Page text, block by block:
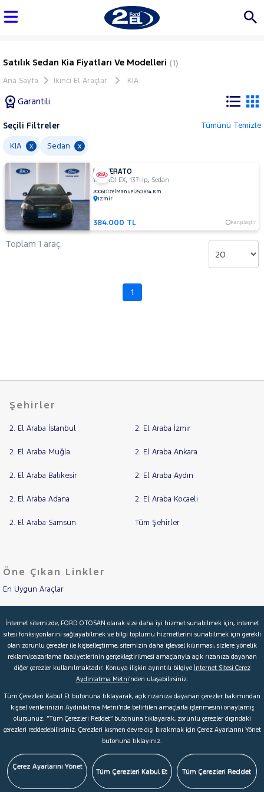
Satılık Sedan Kia Fiyatları Ve Modelleri (1)
Ana Sayfa İkinci El Araçlar KIA
Garantili
Tüm
Araçlar
AUDI
BMC
BMW
HONDA
HYUNDAI
ISUZU
JEEP
KIA
K2500
SPORTAGE
STONIC
LANCIA
MAN
MERCEDES-
BENZ
MITSUBISHI
MOTORSIKLET
NISSAN
PEUGEOT
RENAULT
Şehir
Yakıt
Türü
Tipi
Aktarma
Garanti
Kampanya
ve
Boya
Parça
İlan
Seçili Filtreler Tümünü Temizle
KIA x Sedan x
KIA CERATO
1.5 CRDI EX,137Hp, Sedan
2006DizelManuel250.834 Km
İzmir
384.000 TL Karşılaştır
Toplam 1 araç.
1
Şehirler
2. El Araba İstanbul 2. El Araba İzmir
2. El Araba Muğla 2. El Araba Ankara
2. El Araba Balıkesir 2. El Araba Aydın
2. El Araba Adana 2. El Araba Kocaeli
2. El Araba Samsun Tüm Şehirler
Öne Çıkan Linkler
En Uygun Araçlar
İkinci El Garanti
Kampanyalar
Kredi Hesaplama & Başvuru
© 2026 Ford Türkiye Ford Kurumsal Hakkımızda
Şartlar & Kişisel Verilerin Korunması S.S.S.
Çerez Tercihleri
İnternet sitemizde, FORD OTOSAN olarak size daha iyi hizmet sunabilmek için, internet
sitesi fonksiyonlarını sağlayabilmek ve bilgi toplumu hizmetlerini sunabilmek için gerekli
olan zorunlu çerezler ile kişiselleştirme, sitemizin daha işlevsel kılınması, sizlere yönelik
reklam/pazarlama faaliyetlerinin gerçekleştirilmesi amaçlarıyla açık rızanıza dayanan
diğer çerezler kullanılmaktadır. Konuya ilişkin ayrıntılı bilgiye İnternet Sitesi Çerez
Aydınlatma Metni’nden ulaşabilirsiniz.
Tüm Çerezleri Kabul Et butonuna tıklayarak, açık rızanıza dayanan çerezler bakımından
kişisel verilerinizin Aydınlatma Metni’nde belirtilen amaçlarla işlenmesini onaylamış
olursunuz. “Tüm Çerezleri Reddet” butonuna tıklayarak, zorunlu çerezler dışındaki
çerezleri reddedebilirsiniz. Çerezleri kısmen devre dışı bırakmak için Çerez Ayarlarını Yönet
butonuna tıklayınız.
Çerez Ayarlarını Yönet
Tüm Çerezleri Kabul Et Tüm Çerezleri Reddet